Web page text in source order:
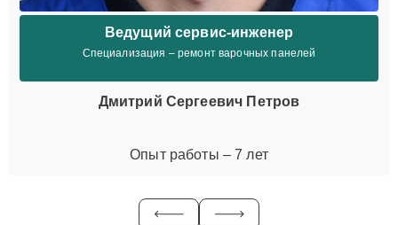
Ведущий сервис-инженер
Специализация – ремонт варочных панелей
Дмитрий Сергеевич Петров
Опыт работы – 7 лет